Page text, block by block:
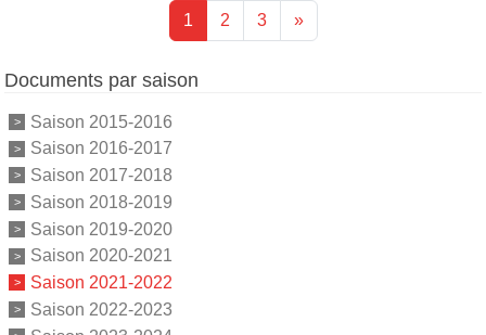
1 2 3 »
Documents par saison
Saison 2015-2016
Saison 2016-2017
Saison 2017-2018
Saison 2018-2019
Saison 2019-2020
Saison 2020-2021
Saison 2021-2022
Saison 2022-2023